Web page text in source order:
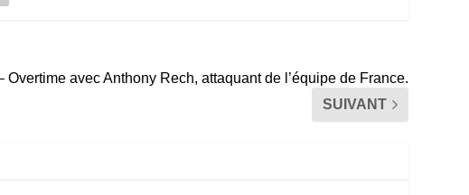
Overtime avec Anthony Rech, attaquant de l’équipe de France.
SUIVANT